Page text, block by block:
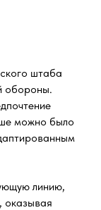
штаба
обороны.
можно было
линию,
оказывая